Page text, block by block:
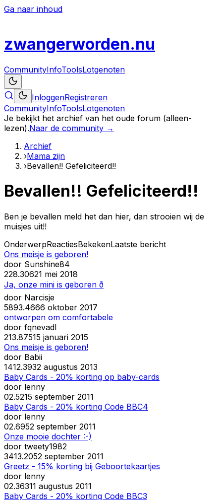
Ga naar inhoud
zwangerworden.nu
CommunityInfoToolsLotgenoten
InloggenRegistreren
CommunityInfoToolsLotgenoten
Je bekijkt het archief van het oude forum (alleen-
lezen).Naar de community →
Archief
›Mama zijn
›Bevallen!! Gefeliciteerd!!
Bevallen!! Gefeliciteerd!!
Ben je bevallen meld het dan hier, dan strooien wij de
muisjes uit!!
OnderwerpReactiesBekekenLaatste bericht
Ons meisje is geboren!
door Sunshine84
228.30621 mei 2018
Ja, onze mini is geboren ð
door Narcisje
5893.4666 oktober 2017
ontworpen om comfortabele
door fqnevadl
213.87515 januari 2015
Ons meisje is geboren!
door Babii
1412.3932 augustus 2013
Baby Cards - 20% korting op baby-cards
door lenny
02.5215 september 2011
Baby Cards - 20% korting Code BBC4
door lenny
02.6952 september 2011
Onze mooie dochter :-)
door tweety1982
3413.2052 september 2011
Greetz - 15% korting bij Geboortekaartjes
door lenny
02.36311 augustus 2011
Baby Cards - 20% korting Code BBC3